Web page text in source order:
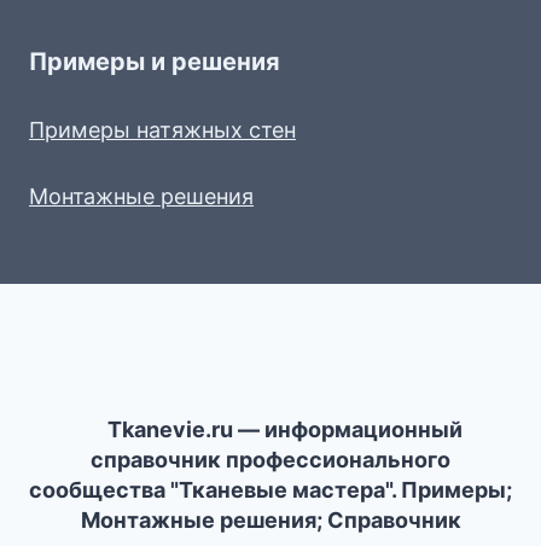
Примеры и решения
Примеры натяжных стен
Монтажные решения
Tkanevie.ru — информационный
справочник профессионального
сообщества "Тканевые мастера". Примеры;
Монтажные решения; Справочник